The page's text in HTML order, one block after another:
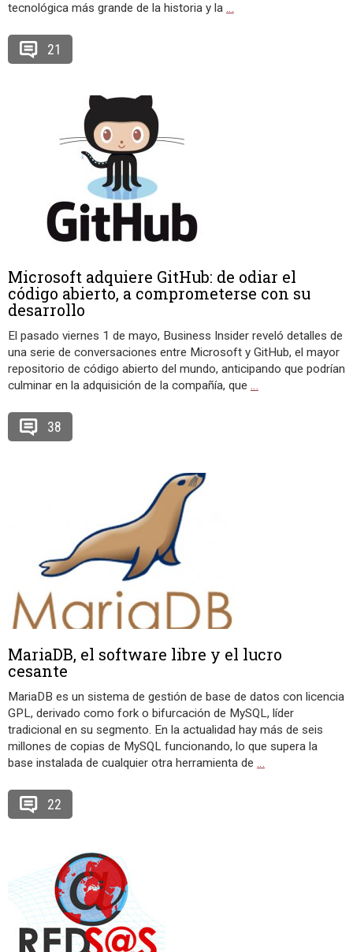
tecnológica más grande de la historia y la …
21
Microsoft adquiere GitHub: de odiar el
código abierto, a comprometerse con su
desarrollo
El pasado viernes 1 de mayo, Business Insider reveló detalles de
una serie de conversaciones entre Microsoft y GitHub, el mayor
repositorio de código abierto del mundo, anticipando que podrían
culminar en la adquisición de la compañía, que …
38
MariaDB, el software libre y el lucro
cesante
MariaDB es un sistema de gestión de base de datos con licencia
GPL, derivado como fork o bifurcación de MySQL, líder
tradicional en su segmento. En la actualidad hay más de seis
millones de copias de MySQL funcionando, lo que supera la
base instalada de cualquier otra herramienta de …
22